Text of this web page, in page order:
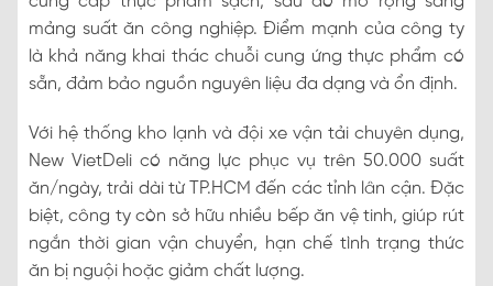
mảng suất ăn công nghiệp. Điểm mạnh của công ty
là khả năng khai thác chuỗi cung ứng thực phẩm có
sẵn, đảm bảo nguồn nguyên liệu đa dạng và ổn định.
Với hệ thống kho lạnh và đội xe vận tải chuyên dụng,
New VietDeli có năng lực phục vụ trên 50.000 suất
ăn/ngày, trải dài từ TP.HCM đến các tỉnh lân cận. Đặc
biệt, công ty còn sở hữu nhiều bếp ăn vệ tinh, giúp rút
ngắn thời gian vận chuyển, hạn chế tình trạng thức
ăn bị nguội hoặc giảm chất lượng.